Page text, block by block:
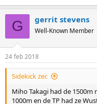
G gerrit stevens
Well-Known Member
24 feb 2018
Sidekick zei:
Miho Takagi had de
1000m en de TP had ze